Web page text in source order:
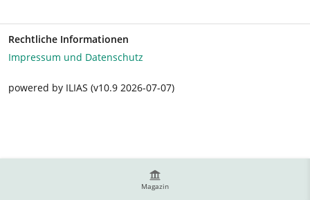
Magazin
Rechtliche Informationen
Impressum und Datenschutz
powered by ILIAS (v10.9 2026-07-07)